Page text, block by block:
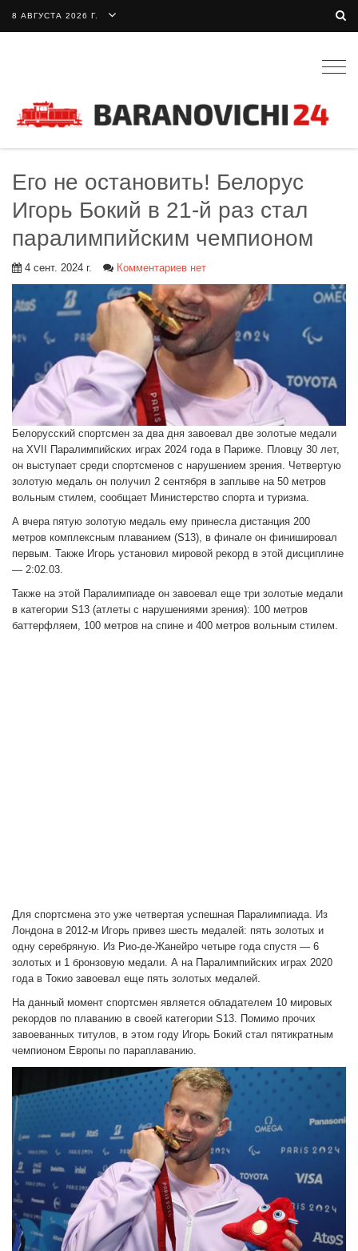
8 АВГУСТА 2026 Г.
Его не остановить! Белорус
Игорь Бокий в 21-й раз стал
паралимпийским чемпионом
4 сент. 2024 г. Комментариев нет
Белорусский спортсмен за два дня завоевал две золотые медали
на XVII Паралимпийских играх 2024 года в Париже. Пловцу 30 лет,
он выступает среди спортсменов с нарушением зрения. Четвертую
золотую медаль он получил 2 сентября в заплыве на 50 метров
вольным стилем, сообщает Министерство спорта и туризма.
А вчера пятую золотую медаль ему принесла дистанция 200
метров комплексным плаванием (S13), в финале он финишировал
первым. Также Игорь установил мировой рекорд в этой дисциплине
— 2:02.03.
Также на этой Паралимпиаде он завоевал еще три золотые медали
в категории S13 (атлеты с нарушениями зрения): 100 метров
баттерфляем, 100 метров на спине и 400 метров вольным стилем.
Для спортсмена это уже четвертая успешная Паралимпиада. Из
Лондона в 2012-м Игорь привез шесть медалей: пять золотых и
одну серебряную. Из Рио-де-Жанейро четыре года спустя — 6
золотых и 1 бронзовую медали. А на Паралимпийских играх 2020
года в Токио завоевал еще пять золотых медалей.
На данный момент спортсмен является обладателем 10 мировых
рекордов по плаванию в своей категории S13. Помимо прочих
завоеванных титулов, в этом году Игорь Бокий стал пятикратным
чемпионом Европы по параплаванию.